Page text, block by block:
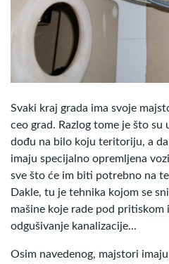
Svaki kraj grada ima svoje
ceo grad. Razlog tome je što su
dođu na bilo koju teritoriju, a
imaju specijalno opremljena
sve što će im biti potrebno na
Dakle, tu je tehnika kojom se
mašine koje rade pod pritiskom
odgušivanje kanalizacije...
Osim navedenog, majstori